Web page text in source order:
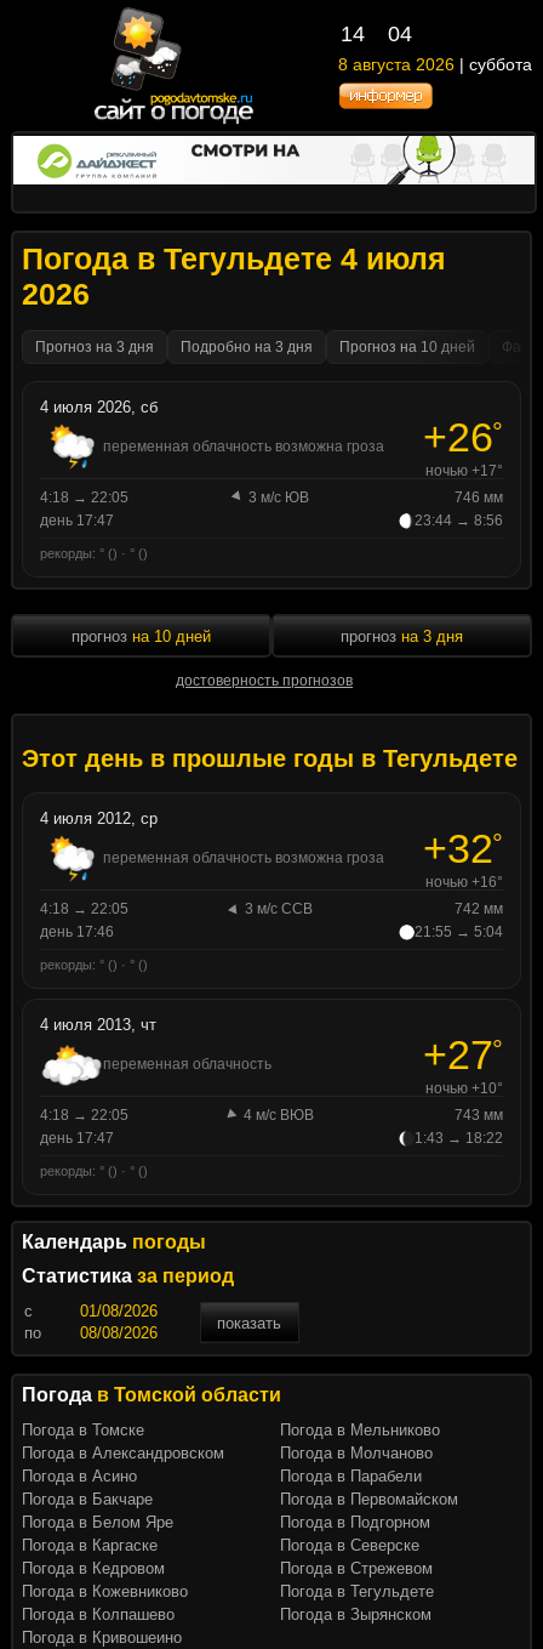
14 04
8 августа 2026 | суббота
Погода в Тегульдете 4 июля
2026
Прогноз на 3 дня Подробно на 3 дня Прогноз на 10 дней
4 июля 2026, сб
переменная облачность возможна гроза +26°
ночью +17°
4:18 → 22:05
3 м/с ЮВ
746 мм
день 17:47
23:44 → 8:56
рекорды: ° () · ° ()
прогноз на 10 дней
достоверность прогнозов
прогноз на 3 дня
Этот день в прошлые годы в Тегульдете
4 июля 2012, ср
переменная облачность возможна гроза +32°
ночью +16°
4:18 → 22:05
3 м/с ССВ
742 мм
день 17:46
21:55 → 5:04
рекорды: ° () · ° ()
4 июля 2013, чт
переменная облачность +27°
ночью +10°
4:18 → 22:05
4 м/с ВЮВ
743 мм
день 17:47
1:43 → 18:22
рекорды: ° () · ° ()
Календарь погоды
Статистика за период
c
показать
по
Погода в Томской области
Погода в Томске
Погода в Александровском
Погода в Асино
Погода в Бакчаре
Погода в Белом Яре
Погода в Каргаске
Погода в Кедровом
Погода в Кожевниково
Погода в Колпашево
Погода в Кривошеино
Погода в Мельниково
Погода в Молчаново
Погода в Парабели
Погода в Первомайском
Погода в Подгорном
Погода в Северске
Погода в Стрежевом
Погода в Тегульдете
Погода в Зырянском